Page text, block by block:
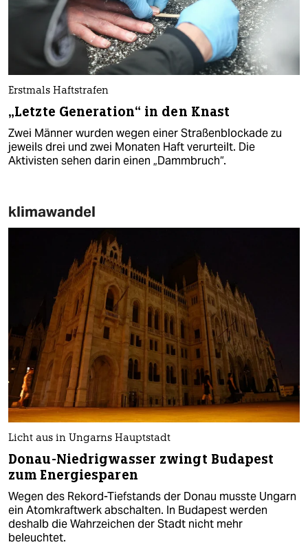
Erstmals Haftstrafen
„Letzte Generation“ in den Knast
Zwei Männer wurden wegen einer Straßenblockade zu
jeweils drei und zwei Monaten Haft verurteilt. Die
Aktivisten sehen darin einen „Dammbruch“.
klimawandel
Licht aus in Ungarns Hauptstadt
Donau-Niedrigwasser zwingt Budapest
zum Energiesparen
Wegen des Rekord-Tiefstands der Donau musste Ungarn
ein Atomkraftwerk abschalten. In Budapest werden
deshalb die Wahrzeichen der Stadt nicht mehr
beleuchtet.